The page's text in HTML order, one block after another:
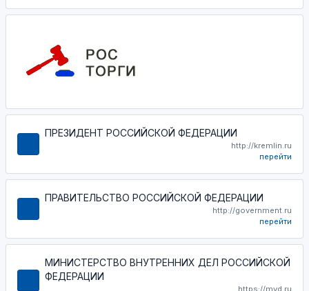
ПРЕЗИДЕНТ РОССИЙСКОЙ ФЕДЕРАЦИИ
http://kremlin.ru
перейти
ПРАВИТЕЛЬСТВО РОССИЙСКОЙ ФЕДЕРАЦИИ
http://government.ru
перейти
МИНИСТЕРСТВО ВНУТРЕННИХ ДЕЛ РОССИЙСКОЙ
ФЕДЕРАЦИИ
https://mvd.ru